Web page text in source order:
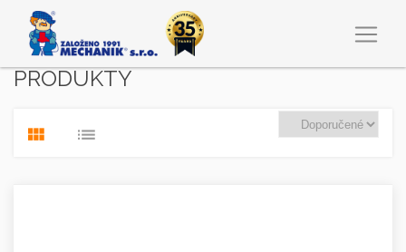
PRODUKTY